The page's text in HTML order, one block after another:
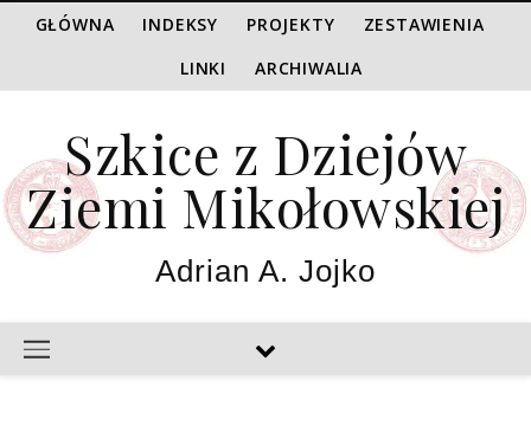
GŁÓWNA INDEKSY PROJEKTY
ZESTAWIENIA
LINKI
ARCHIWALIA
Szkice z Dziejów
Ziemi Mikołowskiej
Adrian A. Jojko